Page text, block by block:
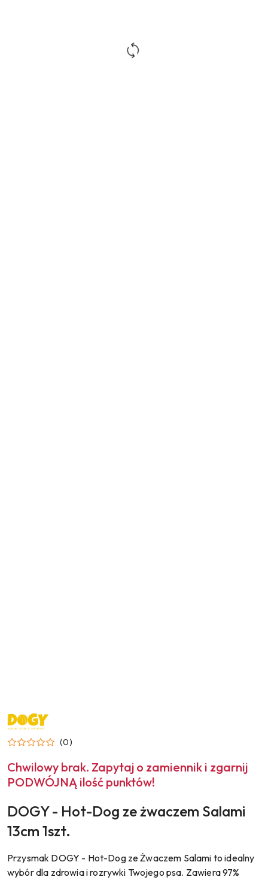
NAZWA
PRODUCENTA:
DOGY
(0)
Chwilowy brak. Zapytaj o zamiennik i zgarnij
PODWÓJNĄ ilość punktów!
DOGY - Hot-Dog ze żwaczem Salami
13cm 1szt.
Przysmak DOGY - Hot-Dog ze Żwaczem Salami to idealny
wybór dla zdrowia i rozrywki Twojego psa. Zawiera 97%